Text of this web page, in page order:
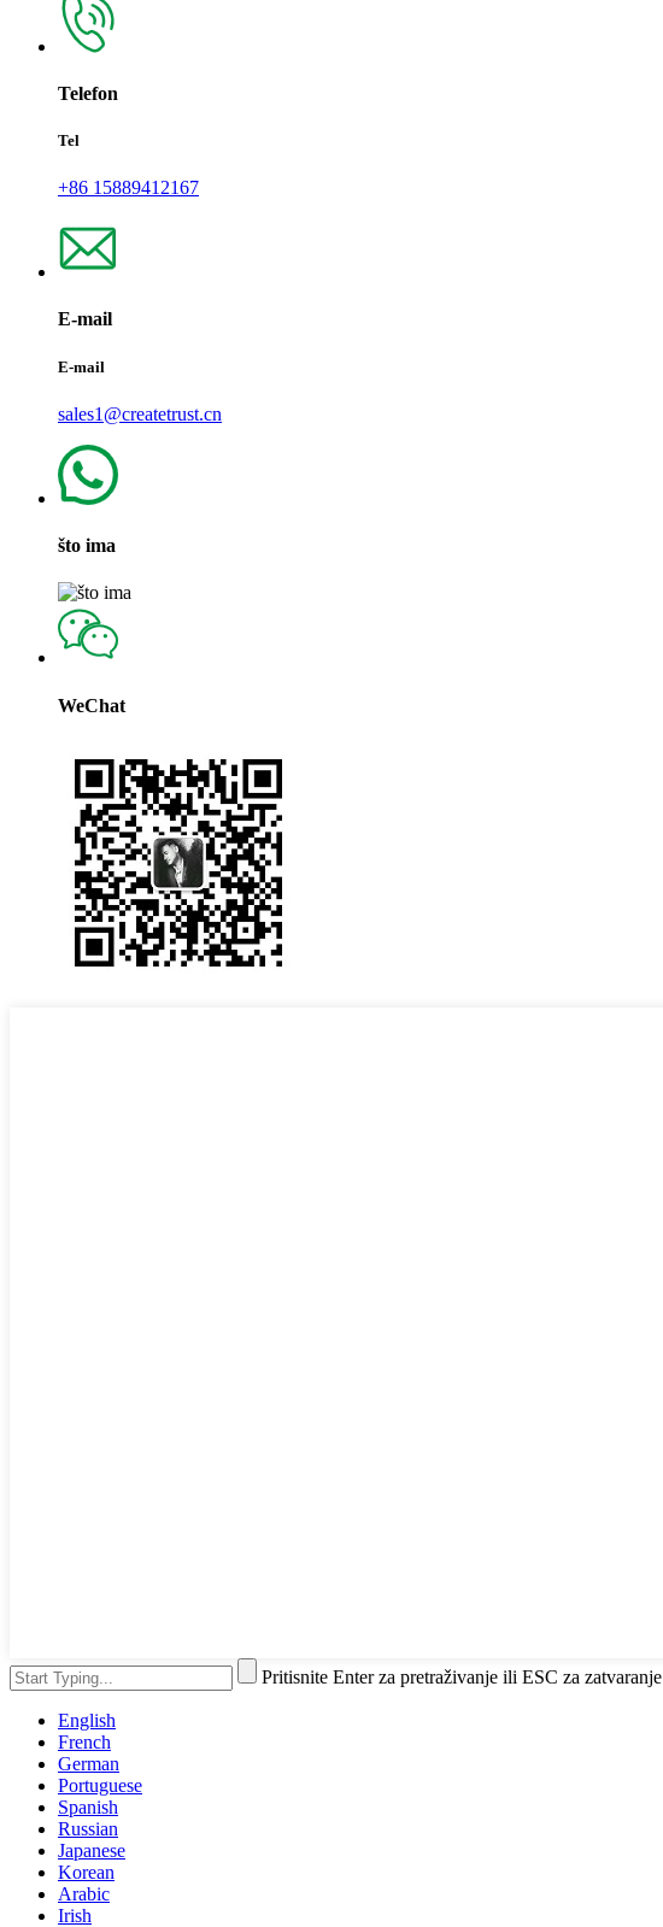
Telefon
Tel
+86 15889412167
E-mail
E-mail
sales1@createtrust.cn
što ima
WeChat
Pritisnite Enter za pretraživanje ili ESC za zatvaranje
English
French
German
Portuguese
Spanish
Russian
Japanese
Korean
Arabic
Irish